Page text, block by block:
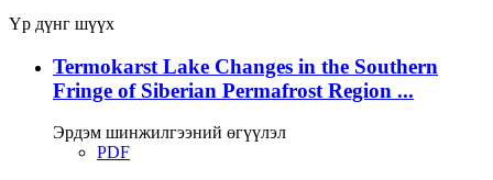
Үр дүнг шүүх
Termokarst Lake Changes in the Southern
Fringe of Siberian Permafrost Region ...
Эрдэм шинжилгээний өгүүлэл
PDF